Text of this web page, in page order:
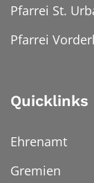
Pfarrei St.
Pfarrei
Quicklinks
Ehrenamt
Gremien